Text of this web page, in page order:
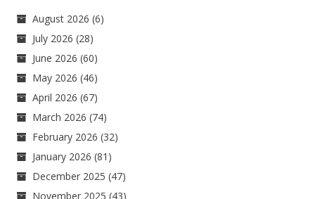
August 2026 (6)
July 2026 (28)
June 2026 (60)
May 2026 (46)
April 2026 (67)
March 2026 (74)
February 2026 (32)
January 2026 (81)
December 2025 (47)
November 2025 (43)